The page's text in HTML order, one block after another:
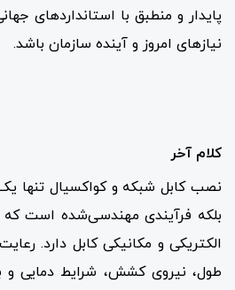
پایدار و منطبق با استانداردهای
نیازهای امروز و آینده سازمان باشد.
کلام آخر
نصب کابل شبکه و کواکسیال تنها
بلکه فرآیندی مهندسی‌شده است که
الکتریکی و مکانیکی کابل دارد.
طول، نیروی کشش، شرایط دمایی و